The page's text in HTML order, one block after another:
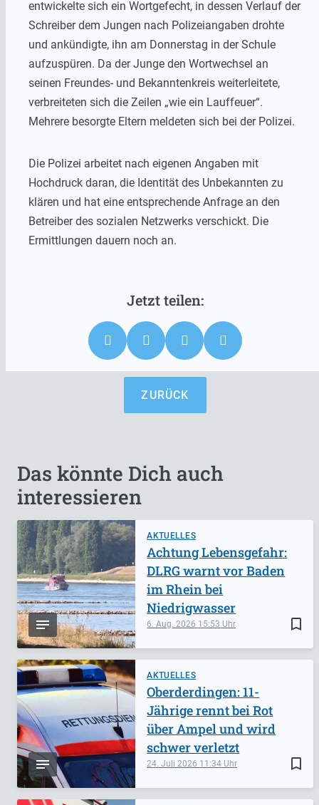
entwickelte sich ein Wortgefecht, in dessen Verlauf der
Schreiber dem Jungen nach Polizeiangaben drohte
und ankündigte, ihn am Donnerstag in der Schule
aufzuspüren. Da der Junge den Wortwechsel an
seinen Freundes- und Bekanntenkreis weiterleitete,
verbreiteten sich die Zeilen „wie ein Lauffeuer“.
Mehrere besorgte Eltern meldeten sich bei der Polizei.
Die Polizei arbeitet nach eigenen Angaben mit
Hochdruck daran, die Identität des Unbekannten zu
klären und hat eine entsprechende Anfrage an den
Betreiber des sozialen Netzwerks verschickt. Die
Ermittlungen dauern noch an.
ZURÜCK
Das könnte Dich auch
interessieren
AKTUELLES
bookmark_border
6. Aug. 2026 15:53
Achtung Lebensgefahr:
DLRG warnt vor Baden
im Rhein bei
Niedrigwasser
AKTUELLES
bookmark_border
24. Juli 2026 11:34
Oberderdingen: 11-
Jährige rennt bei Rot
über Ampel und wird
schwer verletzt